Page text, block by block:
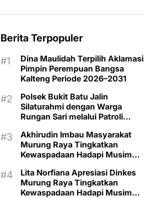
Berita Terpopuler
Dina Maulidah Terpilih Aklamasi
Pimpin Perempuan Bangsa
Kalteng Periode 2026–2031
Polsek Bukit Batu Jalin
Silaturahmi dengan Warga
Rungan Sari melalui Patroli
Akhirudin Imbau Masyarakat
Murung Raya Tingkatkan
Kewaspadaan Hadapi Musim
Lita Norfiana Apresiasi Dinkes
Murung Raya Tingkatkan
Kewaspadaan Hadapi Musim